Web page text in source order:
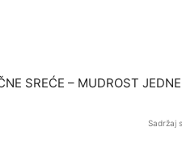
SREĆE – MUDROST
Sadržaj